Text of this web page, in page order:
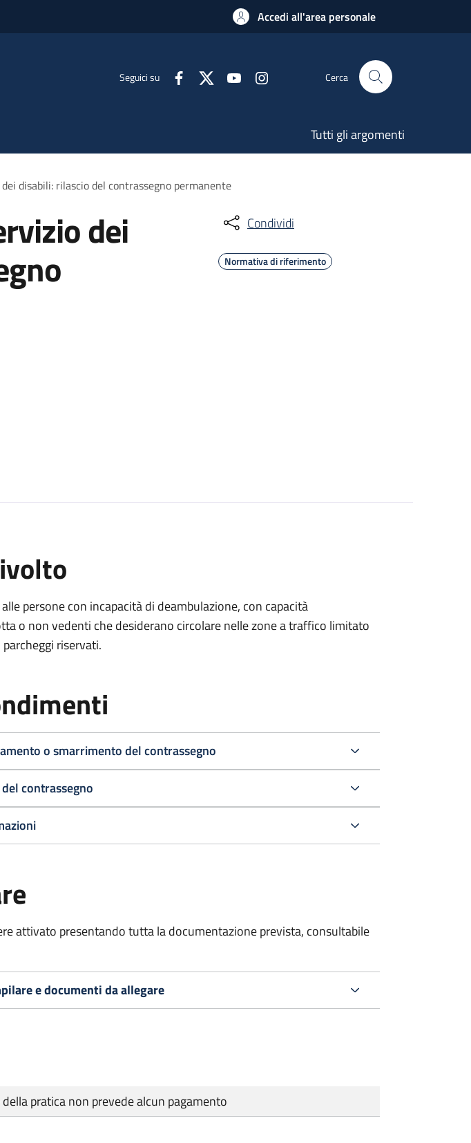
Accedi all'area personale
Seguici su Cerca
Tutti gli argomenti
disabili: rilascio del contrassegno permanente
dei Condividi
Normativa di riferimento
persone con incapacità di deambulazione, con capacità
o non vedenti che desiderano circolare nelle zone a traffico limitato
riservati.
o smarrimento del contrassegno
contrassegno
attivato presentando tutta la documentazione prevista, consultabile
e documenti da allegare
pratica non prevede alcun pagamento